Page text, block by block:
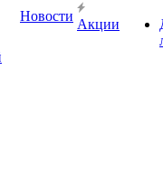
Новости
Акции